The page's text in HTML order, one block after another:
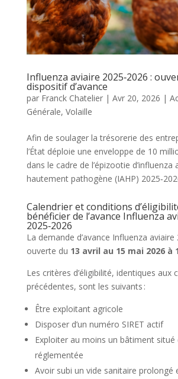
Influenza aviaire 2025‑2026 :
dispositif d’avance
par Franck Chatelier| Avr 20, 2026 |
Générale, Volaille
Afin de soulager la trésorerie des
l’État déploie une enveloppe de 10
dans le cadre de l’épizootie d’influenza
hautement pathogène (IAHP)
Calendrier et conditions
bénéficier de l’avance Influenza
2025‑2026
La demande d’avance Influenza aviaire
ouverte du 13 avril au 15 mai 2026 à
Les critères d’éligibilité, identiques aux
précédentes, sont les suivants :
Être exploitant agricole
Disposer d’un numéro SIRET actif
Exploiter au moins un bâtiment situé
réglementée
Avoir subi un vide sanitaire prolongé